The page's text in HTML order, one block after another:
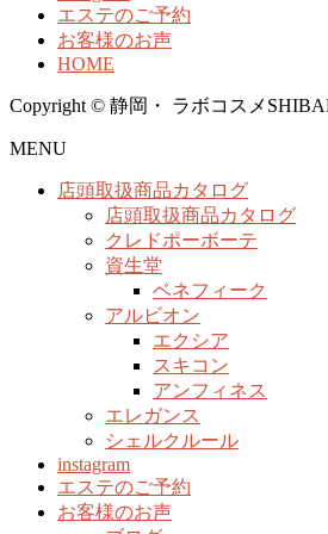
エステのご予約
お客様のお声
HOME
Copyright © 静岡・ ラボコスメ
MENU
店頭取扱商品カタログ
店頭取扱商品カタログ
クレドポーボーテ
資生堂
ベネフィーク
アルビオン
エクシア
スキコン
アンフィネス
エレガンス
シェルクルール
instagram
エステのご予約
お客様のお声